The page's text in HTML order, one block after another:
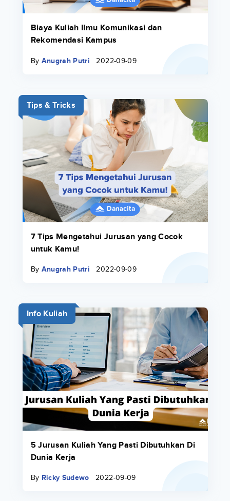
Biaya Kuliah Ilmu Komunikasi dan
Rekomendasi Kampus
By Anugrah Putri 2022-09-09
Tips & Tricks
7 Tips Mengetahui Jurusan yang Cocok
untuk Kamu!
By Anugrah Putri 2022-09-09
Info Kuliah
5 Jurusan Kuliah Yang Pasti Dibutuhkan Di
Dunia Kerja
By Ricky Sudewo 2022-09-09